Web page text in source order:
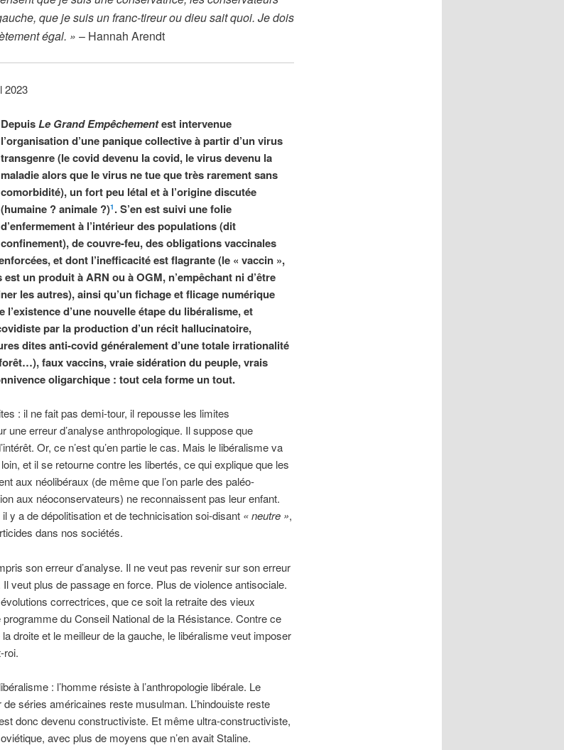
que je suis un franc-tireur ou dieu sait quoi. Je dois
égal. » – Hannah Arendt
2023
DepuisLe Grand Empêchementest intervenue
l’organisation d’une panique collective à partir d’un virus
transgenre (le covid devenu la covid, le virus devenu la
maladie alors que le virus ne tue que très rarement sans
comorbidité), un fort peu létal et à l’origine discutée
(humaine ? animale ?)1 . S’en est suivi une folie
d’enfermement à l’intérieur des populations (dit
confinement), de couvre-feu, des obligations vaccinales
et dont l’inefficacité est flagrante (le « vaccin »,
un produit à ARN ou à OGM, n’empêchant ni d’être
les autres), ainsi qu’un fichage et flicage numérique
l’existence d’une nouvelle étape du libéralisme, et
par la production d’un récit hallucinatoire,
dites anti-covid généralement d’une totale irrationalité
faux vaccins, vraie sidération du peuple, vrais
oligarchique : tout cela forme un tout.
: il ne fait pas demi-tour, il repousse les limites
une erreur d’analyse anthropologique. Il suppose que
Or, ce n’est qu’en partie le cas. Mais le libéralisme va
et il se retourne contre les libertés, ce qui explique que les
aux néolibéraux (de même que l’on parle des paléo-
aux néoconservateurs) ne reconnaissent pas leur enfant.
y a de dépolitisation et de technicisation soi-disant « neutre »,
dans nos sociétés.
son erreur d’analyse. Il ne veut pas revenir sur son erreur
veut plus de passage en force. Plus de violence antisociale.
correctrices, que ce soit la retraite des vieux
du Conseil National de la Résistance. Contre ce
droite et le meilleur de la gauche, le libéralisme veut imposer
roi.
: l’homme résiste à l’anthropologie libérale. Le
séries américaines reste musulman. L’hindouiste reste
donc devenu constructiviste. Et même ultra-constructiviste,
avec plus de moyens que n’en avait Staline.